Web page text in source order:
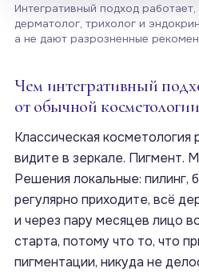
Интегративный подход работает,
дерматолог, трихолог и
а не дают разрозненные
Чем интегративный
от обычной косметологии
Классическая косметология
видите в зеркале. Пигмент.
Решения локальные: пилинг,
регулярно приходите, всё
и через пару месяцев лицо
старта, потому что то, что
пигментации, никуда не